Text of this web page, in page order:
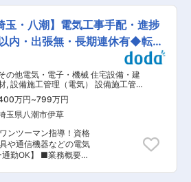
め資料や図面作成など
ため施工管理業務に集
と監督 ・品質管理と
係者とのコミュニケー
ラブル対応 ※直行直帰
実績＞ 新築マンショ
テナホテルの電気設備
能性もあります。 ■
現在10名が所属してお
々に独り立ちして業務
、上司や先輩社員から
心して成長できる環境
・八潮】電気工事手配・進捗
内・出張無・長期連休有◆転勤
の他電気・電子・機械 住宅設備・建
, 設備施工管理（電気） 設備施工管
理（空調・衛生設備）
万円~799万円
玉県八潮市伊草
ンツーマン指導！資格
や通信機器などの電気
■業務概要：